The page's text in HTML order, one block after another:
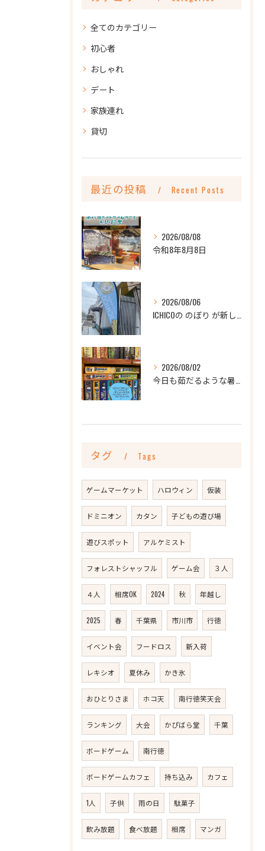
全てのカテゴリー
初心者
おしゃれ
デート
家族連れ
貸切
最近の投稿 Recent Posts
2026/08/08
令和8年8月8日
2026/08/06
2026/08/02
タグ Tags
ゲームマーケット ハロウィン 仮装
ドミニオン カタン 子どもの遊び場
遊びスポット アルケミスト
フォレストシャッフル ゲーム会 ３人
４人 相席OK 2024 秋 年越し
2025 春 千葉県 市川市 行徳
イベント会 フードロス 新入荷
レキシオ 夏休み かき氷
おひとりさま ホコ天 南行徳笑天会
ランキング 大会 かぴばら堂 千葉
ボードゲーム 南行徳
ボードゲームカフェ 持ち込み カフェ
1人 子供 雨の日 駄菓子
飲み放題 食べ放題 相席 マンガ